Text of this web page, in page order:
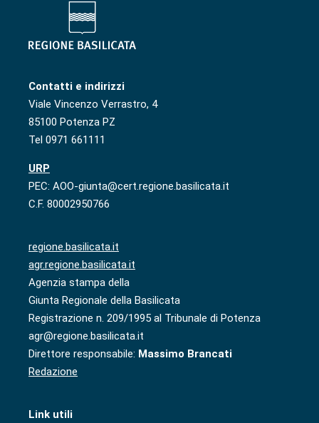
Contatti e indirizzi
Viale Vincenzo Verrastro, 4
85100 Potenza PZ
Tel 0971 661111
URP
PEC: AOO-giunta@cert.regione.basilicata.it
C.F. 80002950766
regione.basilicata.it
agr.regione.basilicata.it
Agenzia stampa della
Giunta Regionale della Basilicata
Registrazione n. 209/1995 al Tribunale di Potenza
agr@regione.basilicata.it
Direttore responsabile: Massimo Brancati
Redazione
Link utili